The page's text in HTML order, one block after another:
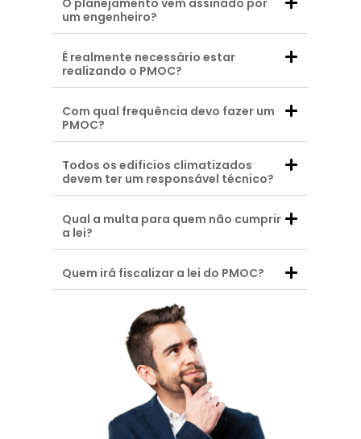
um engenheiro?
É realmente necessário estar
realizando o PMOC?
Com qual frequência devo fazer um
PMOC?
Todos os edificios climatizados
devem ter um responsável técnico?
Qual a multa para quem não cumprir
a lei?
Quem irá fiscalizar a lei do PMOC?